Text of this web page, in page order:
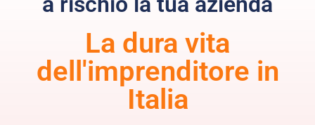
La dura vita
dell'imprenditore in
Italia